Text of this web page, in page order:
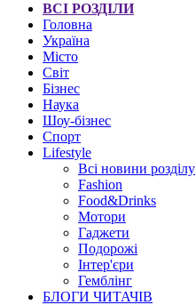
ВСІ РОЗДІЛИ
Головна
Україна
Місто
Світ
Бізнес
Наука
Шоу-бізнес
Спорт
Lifestyle
Всі новини розділу
Fashion
Food&Drinks
Мотори
Гаджети
Подорожі
Інтер'єри
Гемблінг
БЛОГИ ЧИТАЧІВ